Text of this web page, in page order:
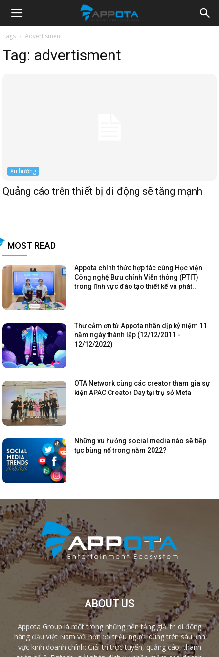
Appota
News
Tags Advertisment
Tag: advertisment
Xu hướng
Quảng cáo trên thiết bị di động sẽ tăng mạnh
MOST READ
Appota chính thức hợp tác cùng Học viện
Công nghệ Bưu chính Viễn thông (PTIT)
trong lĩnh vực đào tạo thiết kế và phát...
Thư cảm ơn từ Appota nhân dịp kỷ niệm 11
năm ngày thành lập (12/12/2011 -
12/12/2022)
OTA Network cùng các creator tham gia sự
kiện APAC Creator Day tại trụ sở Meta
Những xu hướng social media nào sẽ tiếp
tục bùng nổ trong năm 2022?
ABOUT US
Appota Group là một trong những nền tảng giải trí di động
hàng đầu Việt Nam với hơn 55 triệu người dùng trên sáu lĩnh
vực kinh doanh chính: Giải trí trực tuyến, quảng cáo, thanh